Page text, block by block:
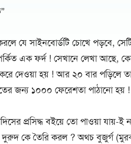
যে সাইনবোর্ডটি চোখে পড়বে,
এক ফর্দ ! সেখানে লেখা আছে,
দেওয়া হয় ! আর ২০ বার পড়িলে
জন্য ১০০০ ফেরেশতা পাঠানো হয় !
প্রসিদ্ধ বইয়ে তো পাওয়া যায়-ই
কে তৈরি করল ? অথচ বুজুর্গ